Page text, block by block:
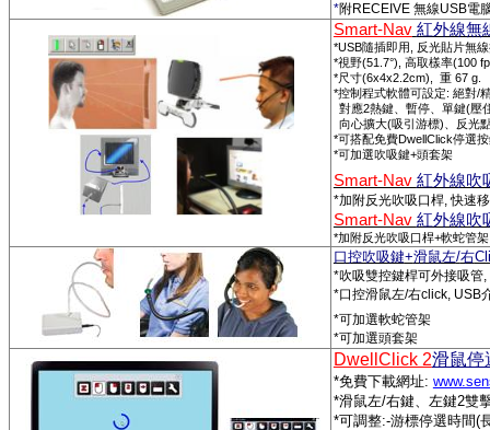
*附RECEIVE 無線USB電
Smart-Nav 紅外線無
*USB隨插即用 反光貼片無
*視野(51.7°), 高取樣率(100
*尺寸(6x4x2.2cm), 重67 g.
*控制程式軟體可設定: 絕對/
對應2熱鍵、暫停、單鍵(壓
向心擴大(吸引游標) 、反光
*可搭配免費DwellClick停選
*可加選吹吸鍵+頭套架
Smart-Nav 紅外線吹
*加附反光吹吸口桿,快速
Smart-Nav 紅外線吹
*加附反光吹吸口桿+軟蛇管架
口控吹吸鍵+滑鼠左/右
*吹吸雙控鍵桿可外接吸管,
*口控滑鼠左/右click, USB
*可加選軟蛇管架
*可加選頭套架
DwellClick 2滑鼠停
*免費下載網址:
*滑鼠左/右鍵、左鍵2雙
*可調整:-游標停選時間(